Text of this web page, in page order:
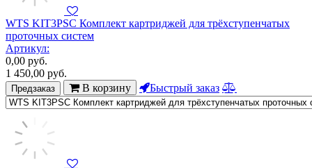
WTS KIT3PSC Комплект картриджей для трёхступенчатых
проточных систем
Артикул:
0,00 руб.
1 450,00 руб.
Предзаказ В корзину Быстрый заказ